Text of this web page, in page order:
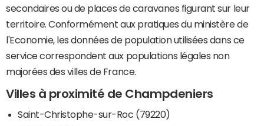
secondaires ou de places de caravanes figurant sur leur
territoire. Conformément aux pratiques du ministère de
l'Economie, les données de population utilisées dans ce
service correspondent aux populations légales non
majorées des villes de France.
Villes à proximité de Champdeniers
Saint-Christophe-sur-Roc (79220)